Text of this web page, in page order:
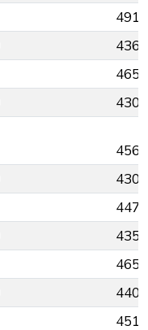
491
436
465
430
456
430
447
435
465
440
451